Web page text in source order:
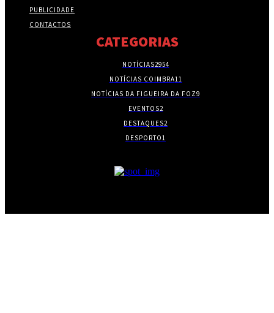
PUBLICIDADE
CONTACTOS
CATEGORIAS
NOTÍCIAS2954
NOTÍCIAS COIMBRA11
NOTÍCIAS DA FIGUEIRA DA FOZ9
EVENTOS2
DESTAQUES2
DESPORTO1